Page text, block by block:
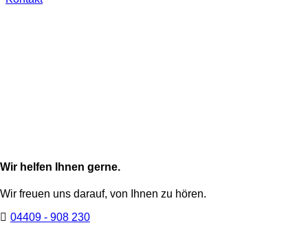
Wir helfen Ihnen gerne.
Wir freuen uns darauf, von Ihnen zu hören.
04409 - 908 230